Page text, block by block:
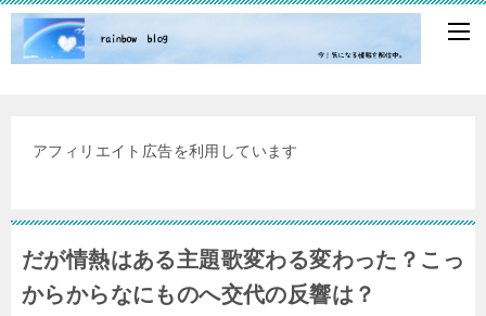
アフィリエイト広告を利用しています
だが情熱はある主題歌変わる変わった？こっ
からからなにものへ交代の反響は？